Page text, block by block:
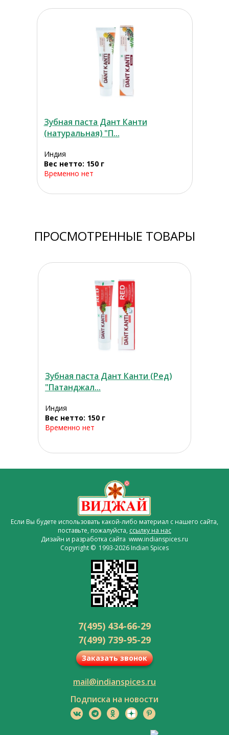
Зубная паста Дант Канти
(натуральная) "П...
Индия
Вес нетто: 150 г
Временно нет
ПРОСМОТРЕННЫЕ ТОВАРЫ
Зубная паста Дант Канти (Ред)
"Патанджал...
Индия
Вес нетто: 150 г
Временно нет
Если Вы будете использовать какой-либо материал с нашего сайта,
поставьте, пожалуйста, ссылку на нас
Дизайн и разработка сайта www.indianspices.ru
Copyright © 1993-2026 Indian Spices
7(495) 434-66-29
7(499) 739-95-29
Заказать звонок
mail@indianspices.ru
Подписка на новости